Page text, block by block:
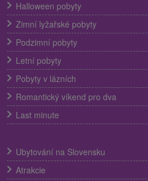
Halloween pobyty
Zimní lyžařské pobyty
Podzimní pobyty
Letní pobyty
Pobyty v lázních
Romantický víkend pro dva
Last minute
Ubytování na Slovensku
Atrakcie